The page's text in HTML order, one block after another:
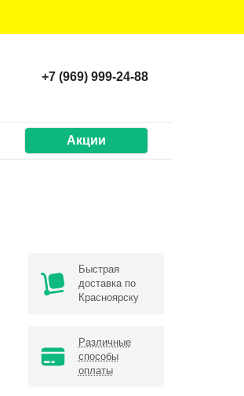
+7 (969) 999-24-88
Акции
Быстрая
доставка по
Красноярску
Различные
способы
оплаты